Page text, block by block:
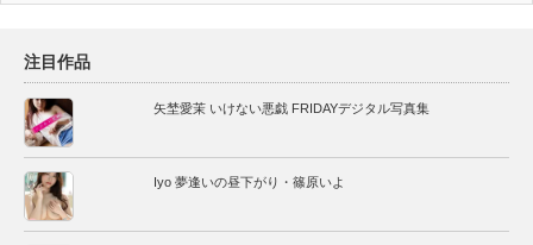
してる私 同棲を始
破って困ってます
石川澪
注目作品
矢埜愛茉 いけない悪戯 FRIDAYデジタル写真集
Iyo 夢逢いの昼下がり・篠原いよ